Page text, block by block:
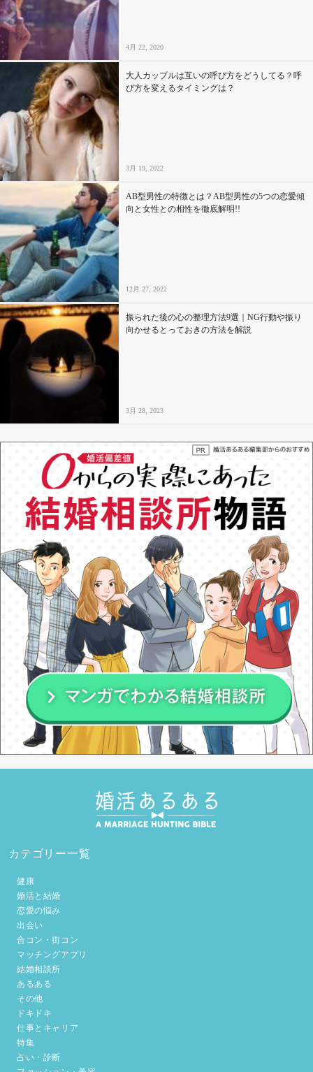
4月 22, 2020
大人カップルは互いの呼び方をどうしてる？呼
び方を変えるタイミングは？
3月 19, 2022
AB型男性の特徴とは？AB型男性の5つの恋愛傾
向と女性との相性を徹底解明!!
12月 27, 2022
振られた後の心の整理方法9選｜NG行動や振り
向かせるとっておきの方法を解説
3月 28, 2023
カテゴリー一覧
健康
婚活と結婚
恋愛の悩み
出会い
合コン・街コン
マッチングアプリ
結婚相談所
あるある
その他
ドキドキ
仕事とキャリア
特集
占い・診断